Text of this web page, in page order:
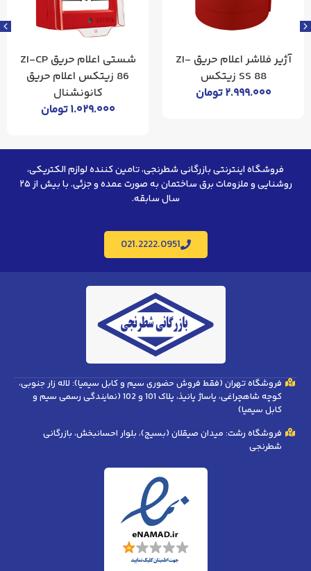
آژیر فلاشر اعلام حریق ZI-
SS 88 زیتکس
۲.۹۹۹.۰۰۰تومان
شستی اعلام حریق ZI-CP
86 زیتکس اعلام حریق
کانونشنال
۱.۰۲۹.۰۰۰تومان
فروشگاه اینترنتی بازرگانی شطرنجی، تامین کننده لوازم الکتریکی،
روشنایی و ملزومات برق ساختمان به صورت عمده و جزئی. با بیش از ۲۵
سال سابقه.
021.2222.0951
فروشگاه تهران (فقط فروش حضوری سیم و کابل سیمیا): لاله زار جنوبی،
کوچه شاهچراغی، پاساژ پانیذ، پلاک 101 و 102 (نمایندگی رسمی سیم و
کابل سیمیا)
فروشگاه رشت: میدان صیقلان (بسیج)، بلوار احسانبخش، بازرگانی
شطرنجی